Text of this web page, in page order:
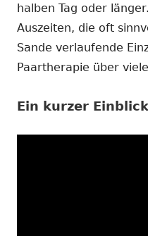
halben Tag oder
Auszeiten, die oft
Sande verlaufende
Paartherapie über
Ein kurzer